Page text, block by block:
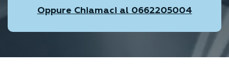
Oppure Chiamaci al 0662205004